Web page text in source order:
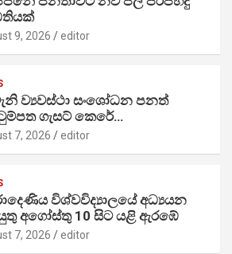
9, 2026 editor
ව්‍යවස්ථා සංශෝධන පනත්
ගැසට් කෙරේ…
7, 2026 editor
විශ්වවිද්‍යාලයේ අධ්‍යයන
අගෝස්තු 10 සිට යළි ඇරඹේ
7, 2026 editor